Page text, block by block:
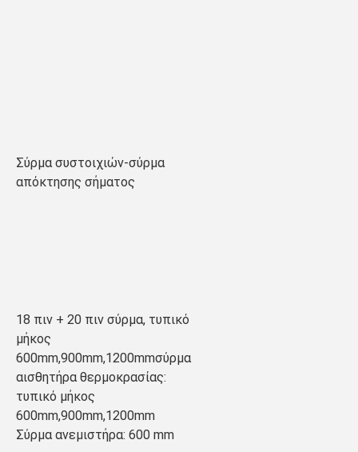
Σύρμα συστοιχιών-σύρμα
απόκτησης σήματος
18 πιν + 20 πιν σύρμα, τυπικό
μήκος
600mm,900mm,1200mmσύρμα
αισθητήρα θερμοκρασίας:
τυπικό μήκος
600mm,900mm,1200mm
Σύρμα ανεμιστήρα: 600 mm